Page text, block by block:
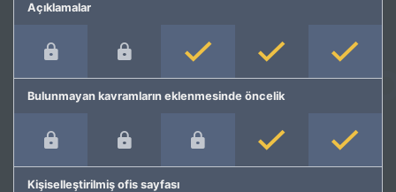
Açıklamalar
Bulunmayan kavramların eklenmesinde öncelik
Kişiselleştirilmiş ofis sayfası